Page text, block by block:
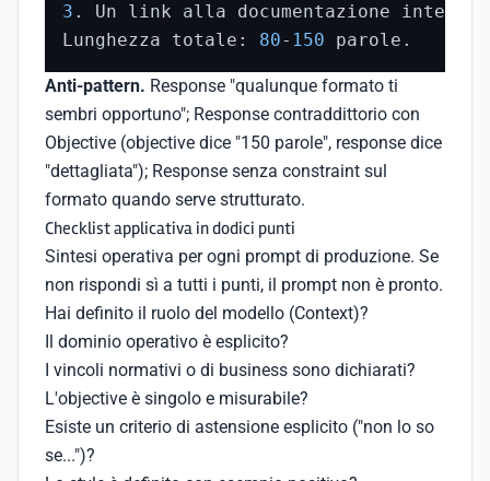
3 . Un link alla documentazione
Lunghezza totale: 80- 150 parole.
Anti-pattern. Response "qualunque formato ti
sembri opportuno"; Response contraddittorio con
Objective (objective dice "150 parole", response dice
"dettagliata"); Response senza constraint sul
formato quando serve strutturato.
Checklist applicativa in dodici punti
Sintesi operativa per ogni prompt di produzione. Se
non rispondi sì a tutti i punti, il prompt non è pronto.
Hai definito il ruolo del modello (Context)?
Il dominio operativo è esplicito?
I vincoli normativi o di business sono dichiarati?
L'objective è singolo e misurabile?
Esiste un criterio di astensione esplicito ("non lo so
se...")?